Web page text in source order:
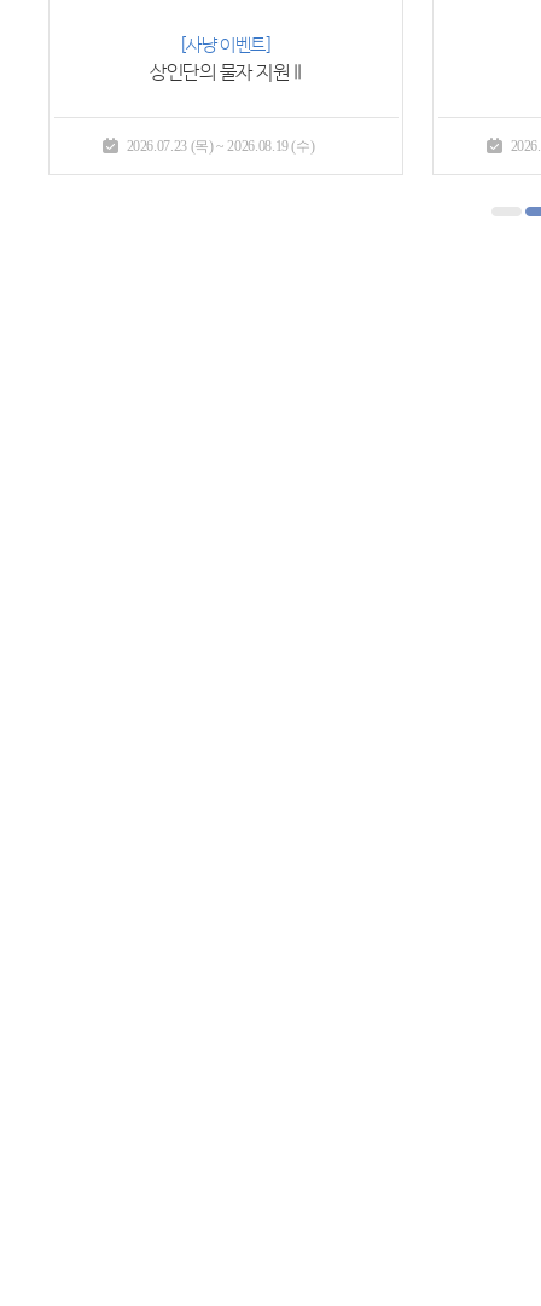
[사냥 이벤트]
상인단의 물자 지원 II
2026.07.23 (목) ~ 2026.08.19 (수)